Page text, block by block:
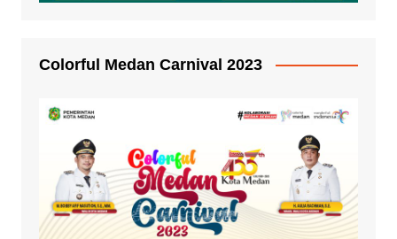
Colorful Medan Carnival 2023